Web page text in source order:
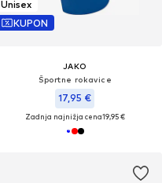
Unisex
KUPON
JAKO
Športne rokavice
17,95 €
Zadnja najnižja cena19,95 €